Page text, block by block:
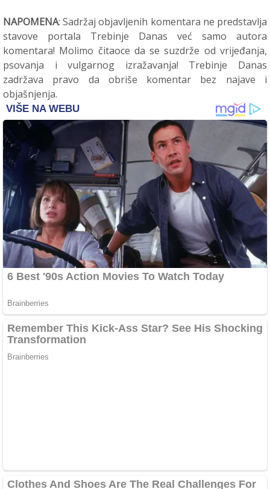
NAPOMENA: Sadržaj objavljenih komentara ne predstavlja
stavove portala Trebinje Danas već samo autora
komentara! Molimo čitaoce da se suzdrže od vrijeđanja,
psovanja i vulgarnog izražavanja! Trebinje Danas
zadržava pravo da obriše komentar bez najave i
objašnjenja.